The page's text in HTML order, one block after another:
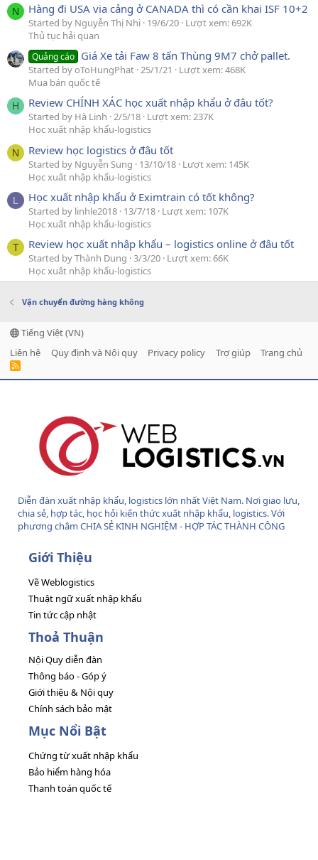
N Hàng đi USA via cảng ở CANADA thì có cần khai ISF 10+2
Started by Nguyễn Thị Nhi 19/6/20 Lượt xem: 692K
Thủ tục hải quan
Quảng cáo Giá Xe tải Faw 8 tấn Thùng 9M7 chở pallet.
Started by oToHungPhat 25/1/21
Lượt xem: 468K
Mua bán quốc tế
H Review CHÍNH XÁC học xuất nhập khẩu ở đâu tốt?
Started by Hà Linh 2/5/18 Lượt xem: 237K
Học xuất nhập khẩu-logistics
N Review học logistics ở đâu tốt
Started by Nguyễn Sung 13/10/18 Lượt xem: 145K
Học xuất nhập khẩu-logistics
L Học xuất nhập khẩu ở Eximtrain có tốt không?
Started by linhle2018 13/7/18 Lượt xem: 107K
Học xuất nhập khẩu-logistics
T Review học xuất nhập khẩu – logistics online ở đâu tốt
Started by Thành Dung 3/3/20 Lượt xem: 66K
Học xuất nhập khẩu-logistics
Vận chuyển đường hàng không
Tiếng Việt (VN)
Liên hệ
Quy định và Nội quy Privacy policy Trợ giúp Trang chủ
R
Diễn đàn xuất nhập khẩu, logistics lớn nhất Việt Nam. Nơi giao lưu,
chia sẻ, hợp tác, học hỏi kiến thức xuất nhập khẩu, logistics. Với
phương châm CHIA SẺ KINH NGHIỆM - HỢP TÁC THÀNH CÔNG
Giới Thiệu
Về Weblogistics
Thuật ngữ xuất nhập khẩu
Tin tức cập nhật
Thoả Thuận
Nội Quy diễn đàn
Thông báo - Góp ý
Giới thiệu & Nội quy
Chính sách bảo mật
Mục Nổi Bật
Chứng từ xuất nhập khẩu
Bảo hiểm hàng hóa
Thanh toán quốc tế